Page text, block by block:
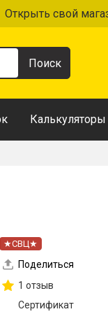
Открыть свой
Калькуляторы
★СВЦ★
Поделиться
1 отзыв
Сертификат